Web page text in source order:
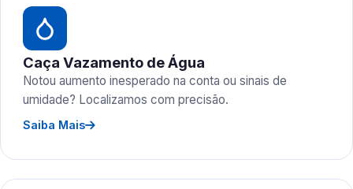
Caça Vazamento de Água
Notou aumento inesperado na conta ou sinais de
umidade? Localizamos com precisão.
Saiba Mais